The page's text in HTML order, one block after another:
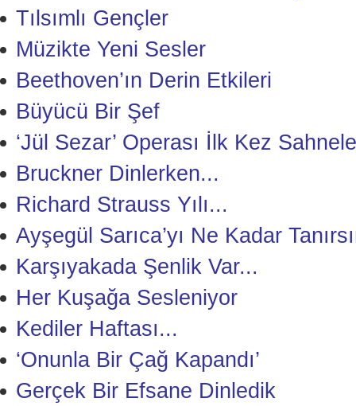
Tılsımlı Gençler
Müzikte Yeni Sesler
Beethoven’ın Derin Etkileri
Büyücü Bir Şef
‘Jül Sezar’ Operası İlk Kez
Bruckner Dinlerken...
Richard Strauss Yılı...
Ayşegül Sarıca’yı Ne Kadar
Karşıyakada Şenlik Var...
Her Kuşağa Sesleniyor
Kediler Haftası...
‘Onunla Bir Çağ Kapandı’
Gerçek Bir Efsane Dinledik